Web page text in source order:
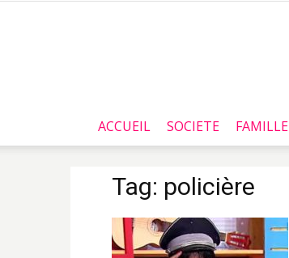
ACCUEIL SOCIETE FAMILLE
Tag: policière